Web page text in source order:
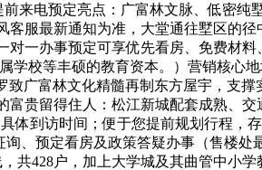
来电预定亮点：广富林文脉、低密纯
客服最新通知为准，大堂通往墅区的径
一办事预定可享优先看房、免费材料
学校等丰硕的教育资本。）营销核心
致广富林文化精髓再制东方屋宇，支撑
贵留得住人：松江新城配套成熟、交
体到访时间；便于您提前规划行程，
、预定看房及政策答疑办事（售楼处
共428户，加上大学城及其曲管中小学